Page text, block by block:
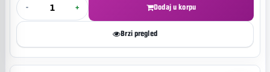
- + Dodaj u korpu
Brzi pregled